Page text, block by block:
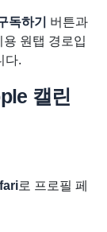
독하기
버튼과
원탭 경로입
다.
캘린
로 프로필 페